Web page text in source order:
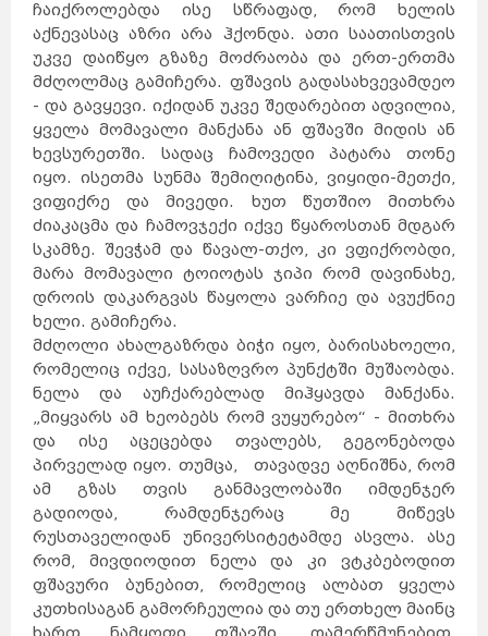
ჩაიქროლებდა ისე სწრაფად, რომ ხელის
აქნევასაც აზრი არა ჰქონდა. ათი საათისთვის
უკვე დაიწყო გზაზე მოძრაობა და ერთ-ერთმა
მძღოლმაც გამიჩერა. ფშავის გადასახვევამდეო
- და გავყევი. იქიდან უკვე შედარებით ადვილია,
ყველა მომავალი მანქანა ან ფშავში მიდის ან
ხევსურეთში. სადაც ჩამოვედი პატარა თონე
იყო. ისეთმა სუნმა შემიღიტინა, ვიყიდი-მეთქი,
ვიფიქრე და მივედი. ხუთ წუთშიო მითხრა
ძიაკაცმა და ჩამოვჯექი იქვე წყაროსთან მდგარ
სკამზე. შევჭამ და წავალ-თქო, კი ვფიქრობდი,
მარა მომავალი ტოიოტას ჯიპი რომ დავინახე,
დროის დაკარგვას წაყოლა ვარჩიე და ავუქნიე
ხელი. გამიჩერა.
მძღოლი ახალგაზრდა ბიჭი იყო, ბარისახოელი,
რომელიც იქვე, სასაზღვრო პუნქტში მუშაობდა.
ნელა და აუჩქარებლად მიჰყავდა მანქანა.
„მიყვარს ამ ხეობებს რომ ვუყურებო“ - მითხრა
და ისე აცეცებდა თვალებს, გეგონებოდა
პირველად იყო. თუმცა, თავადვე აღნიშნა, რომ
ამ გზას თვის განმავლობაში იმდენჯერ
გადიოდა, რამდენჯერაც მე მიწევს
რუსთაველიდან უნივერსიტეტამდე ასვლა. ასე
რომ, მივდიოდით ნელა და კი ვტკბებოდით
ფშავური ბუნებით, რომელიც ალბათ ყველა
კუთხისაგან გამორჩეულია და თუ ერთხელ მაინც